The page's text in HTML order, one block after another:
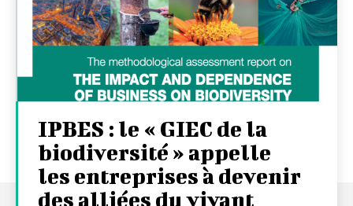
IPBES : le « GIEC de la
biodiversité » appelle
les entreprises à devenir
des alliées du vivant